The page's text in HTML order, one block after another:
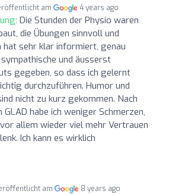
am 4 years ago
Die Stunden der Physio waren
die Übungen sinnvoll und
hat sehr klar informiert, genau
und äusserst
gegeben, so dass ich gelernt
durchzuführen. Humor und
nicht zu kurz gekommen. Nach
GLAD habe ich weniger Schmerzen,
allem wieder viel mehr Vertrauen
Ich kann es wirklich
am 8 years ago